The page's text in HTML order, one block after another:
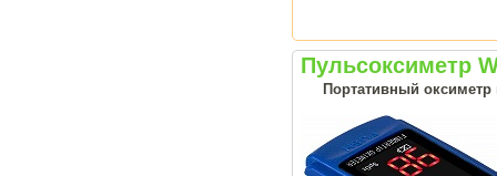
Пульсоксиметр
Портативный оксиметр